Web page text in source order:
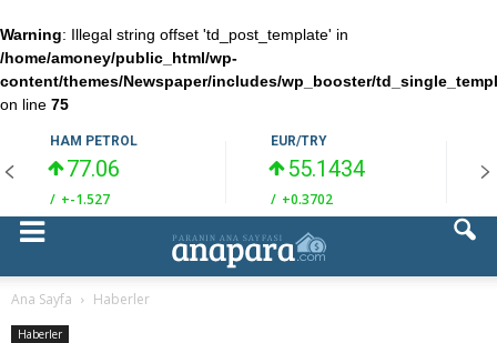
Warning: Illegal string offset 'td_post_template' in
/home/amoney/public_html/wp-
content/themes/Newspaper/includes/wp_booster/
on line 75
HAM PETROL
77.06
/ +-1.527
EUR/TRY
55.1434
/ +0.3702
Ana Sayfa Haberler
Haberler